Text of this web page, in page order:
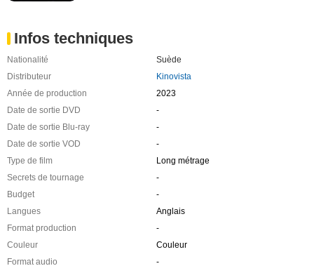
Infos techniques
Nationalité
Suède
Distributeur
Kinovista
Année de production
2023
Date de sortie DVD
-
Date de sortie Blu-ray
-
Date de sortie VOD
-
Type de film
Long métrage
Secrets de tournage
-
Budget
-
Langues
Anglais
Format production
-
Couleur
Couleur
Format audio
-